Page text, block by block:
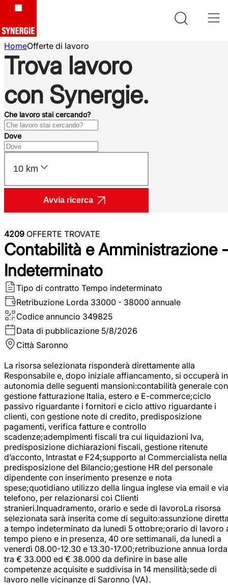
HomeOfferte di lavoro
Trova lavoro
con Synergie.
Che lavoro stai cercando?
Dove
10 km
Avvia ricerca
4209 OFFERTE TROVATE
Contabilità e Amministrazione -
Indeterminato
Tipo di contratto Tempo indeterminato
Retribuzione Lorda 33000 - 38000 annuale
Codice annuncio 349825
Data di pubblicazione 5/8/2026
Città Saronno
La risorsa selezionata risponderà direttamente alla
Responsabile e, dopo iniziale affiancamento, si occuperà in
autonomia delle seguenti mansioni:contabilità generale con
gestione fatturazione Italia, estero e E-commerce;ciclo
passivo riguardante i fornitori e ciclo attivo riguardante i
clienti, con gestione note di credito, predisposizione
pagamenti, verifica fatture e controllo
scadenze;adempimenti fiscali tra cui liquidazioni Iva,
predisposizione dichiarazioni fiscali, gestione ritenute
d’acconto, Intrastat e F24;supporto al Commercialista nella
predisposizione del Bilancio;gestione HR del personale
dipendente con inserimento presenze e nota
spese;quotidiano utilizzo della lingua inglese via email e
telefono, per relazionarsi coi Clienti
stranieri.Inquadramento, orario e sede di lavoroLa risorsa
selezionata sarà inserita come di seguito:assunzione
a tempo indeterminato da lunedì 5 ottobre;orario di lavoro
tempo pieno e in presenza, 40 ore settimanali, da lunedì a
venerdì 08.00-12.30 e 13.30-17.00;retribuzione annua lorda
tra € 33.000 ed € 38.000 da definire in base alle
competenze acquisite e suddivisa in 14 mensilità;sede di
lavoro nelle vicinanze di Saronno (VA).